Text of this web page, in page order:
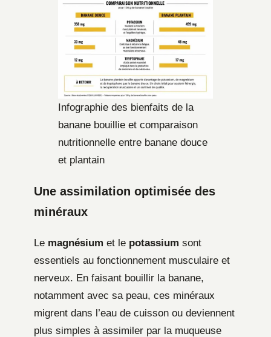
Infographie des bienfaits de la
banane bouillie et comparaison
nutritionnelle entre banane douce
et plantain
Une assimilation optimisée des
minéraux
Le magnésium et le potassium sont
essentiels au fonctionnement musculaire et
nerveux. En faisant bouillir la banane,
notamment avec sa peau, ces minéraux
migrent dans l’eau de cuisson ou deviennent
plus simples à assimiler par la muqueuse